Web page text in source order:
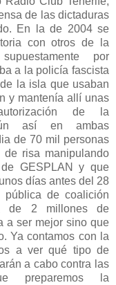
de las dictaduras
En la de 2004 se
con otros de la
por
a la policía fascista
la isla que usaban
y mantenía allí unas
de
la
así en ambas
de 70 mil personas
de risa manipulando
GESPLAN y que
días antes del 28
de coalición
de 2 millones de
a ser mejor sino que
Ya contamos con la
a ver qué tipo de
a cabo contra las
preparemos
la